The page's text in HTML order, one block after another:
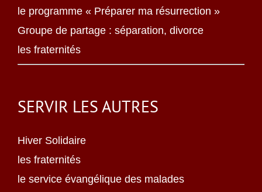
le programme « Préparer ma résurrection »
Groupe de partage : séparation, divorce
les fraternités
SERVIR LES AUTRES
Hiver Solidaire
les fraternités
le service évangélique des malades